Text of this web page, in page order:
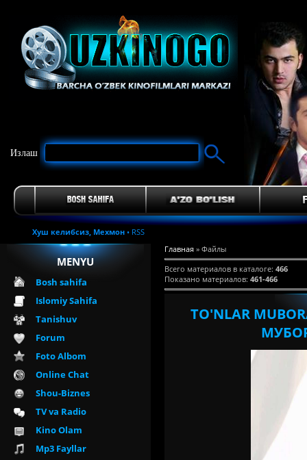
Излаш
Хуш келибсиз, Мехмон • RSS
MENYU
Bosh sahifa
Islomiy Sahifa
Tanishuv
Forum
Foto Albom
Online Chat
Shou-Biznes
TV va Radio
Kino Olam
Mp3 Fayllar
Главная » Файлы
Всего материалов в каталоге: 466
Показано материалов: 461-466
TO'NLAR